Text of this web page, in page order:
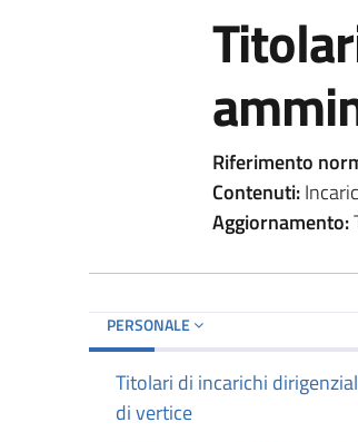
Riferimento
Contenuti:
Aggiornamento:
PERSONALE
Titolari di incarichi
di vertice